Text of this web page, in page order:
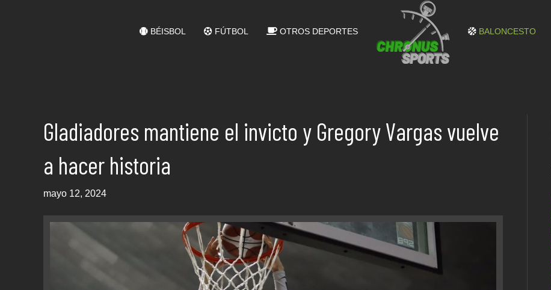
BÉISBOL FÚTBOL OTROS DEPORTES BALONCESTO
Gladiadores mantiene el invicto y Gregory Vargas vuelve
a hacer historia
mayo 12, 2024